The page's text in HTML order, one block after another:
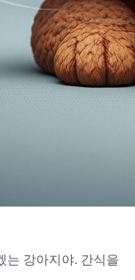
는 강아지야. 간식을